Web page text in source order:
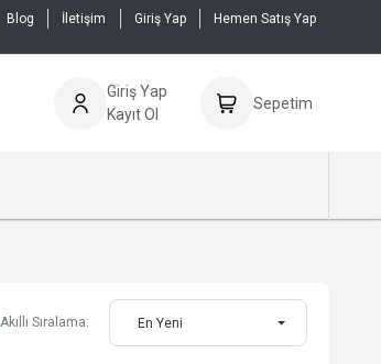
Blog İletişim Giriş Yap Hemen Satış Yap
Giriş Yap
Kayıt Ol
Sepetim
Akıllı Sıralama: En Yeni